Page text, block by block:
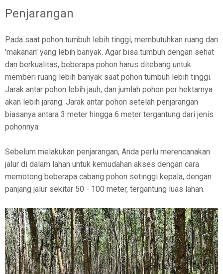
Penjarangan
Pada saat pohon tumbuh lebih tinggi, membutuhkan ruang dan
'makanan' yang lebih banyak. Agar bisa tumbuh dengan sehat
dan berkualitas, beberapa pohon harus ditebang untuk
memberi ruang lebih banyak saat pohon tumbuh lebih tinggi.
Jarak antar pohon lebih jauh, dan jumlah pohon per hektarnya
akan lebih jarang. Jarak antar pohon setelah penjarangan
biasanya antara 3 meter hingga 6 meter tergantung dari jenis
pohonnya.
Sebelum melakukan penjarangan, Anda perlu merencanakan
jalur di dalam lahan untuk kemudahan akses dengan cara
memotong beberapa cabang pohon setinggi kepala, dengan
panjang jalur sekitar 50 - 100 meter, tergantung luas lahan.